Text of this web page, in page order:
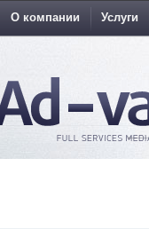
О компании Услуги